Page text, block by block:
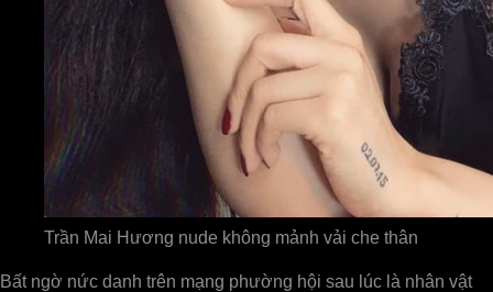
Trần Mai Hương nude không mảnh vải che thân
Bất ngờ nức danh trên mạng phường hội sau lúc là nhân vật